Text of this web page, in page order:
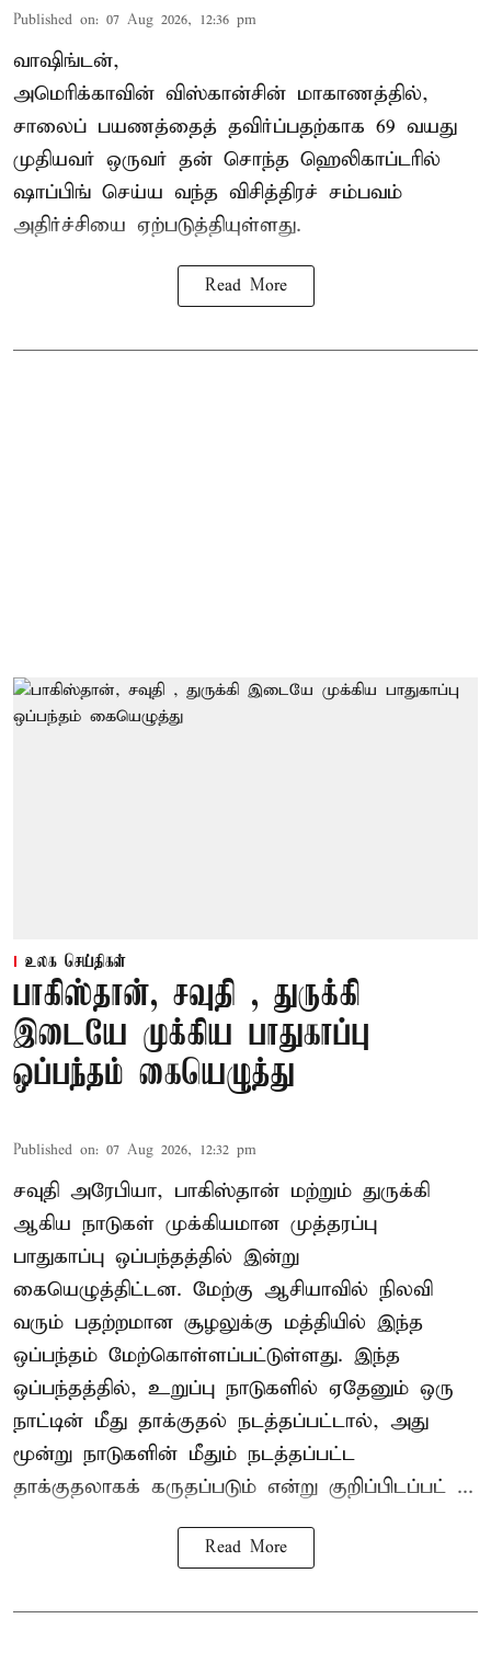
Published on: 07 Aug 2026, 12:36 pm
வாஷிங்டன்,
அமெரிக்காவின் விஸ்கான்சின் மாகாணத்தில்,
சாலைப் பயணத்தைத் தவிர்ப்பதற்காக 69 வயது
முதியவர் ஒருவர் தன் சொந்த ஹெலிகாப்டரில்
ஷாப்பிங் செய்ய வந்த விசித்திரச் சம்பவம்
அதிர்ச்சியை ஏற்படுத்தியுள்ளது.
Read More
உலக செய்திகள்
பாகிஸ்தான், சவுதி , துருக்கி
இடையே முக்கிய பாதுகாப்பு
ஒப்பந்தம் கையெழுத்து
Published on: 07 Aug 2026, 12:32 pm
சவுதி அரேபியா, பாகிஸ்தான் மற்றும் துருக்கி
ஆகிய நாடுகள் முக்கியமான முத்தரப்பு
பாதுகாப்பு ஒப்பந்தத்தில் இன்று
கையெழுத்திட்டன. மேற்கு ஆசியாவில் நிலவி
வரும் பதற்றமான சூழலுக்கு மத்தியில் இந்த
ஒப்பந்தம் மேற்கொள்ளப்பட்டுள்ளது. இந்த
ஒப்பந்தத்தில், உறுப்பு நாடுகளில் ஏதேனும் ஒரு
நாட்டின் மீது தாக்குதல் நடத்தப்பட்டால், அது
மூன்று நாடுகளின் மீதும் நடத்தப்பட்ட
தாக்குதலாகக் கருதப்படும் என்று குறிப்பிடப்பட் ...
Read More